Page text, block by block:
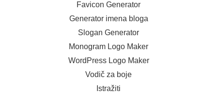
Favicon Generator
Generator imena bloga
Slogan Generator
Monogram Logo Maker
WordPress Logo Maker
Vodič za boje
Istražiti